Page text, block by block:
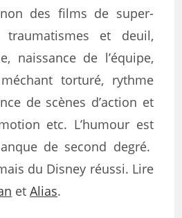
des films de super-
et deuil,
naissance de l’équipe,
torturé, rythme
de scènes d’action et
etc. L’humour est
de second degré.
du Disney réussi. Lire
etAlias.